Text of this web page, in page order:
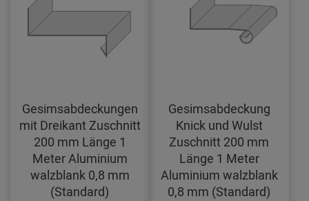
Gesimsabdeckungen
mit Dreikant Zuschnitt
200 mm Länge 1
Meter Aluminium
walzblank 0,8 mm
(Standard)
Gesimsabdeckung
Knick und Wulst
Zuschnitt 200 mm
Länge 1 Meter
Aluminium walzblank
0,8 mm (Standard)